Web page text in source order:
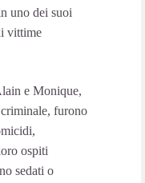
uno dei suoi
vittime
e Monique,
furono
ospiti
sedati o